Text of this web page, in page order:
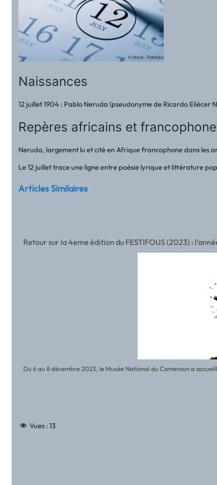
Naissances
12 juillet 1904 : Pablo Neruda (pseudonyme de Ricardo
Repères africains et
Neruda, largement lu et cité en Afrique francophone dans les
Le 12 juillet trace une ligne entre poésie lyrique et littérature
Articles Similaires
Retour sur la 4eme édition du FESTIFOUS (2023) :
Du 6 au 8 décembre 2023, le Musée National du Cameroun a
Vues : 13